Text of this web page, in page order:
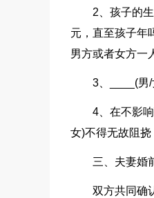
2、孩子的
元，直至孩子年
男方或者女方一
3、____(男
4、在不影
女)不得无故阻挠
三、夫妻婚
双方共同确